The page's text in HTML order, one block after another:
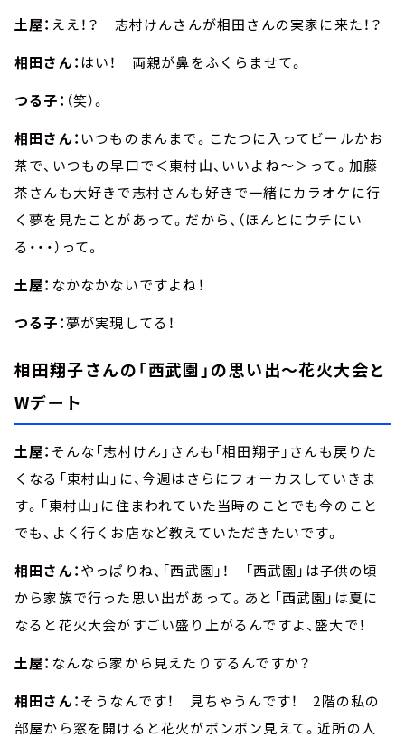
土屋： ええ！？ 志村けんさんが相田さんの実家に来た！？
相田さん： はい！ 両親が鼻をふくらませて。
つる子： （笑）。
相田さん： いつものまんまで。こたつに入ってビールかお
茶で、いつもの早口で＜東村山、いいよね～＞って。加藤
茶さんも大好きで志村さんも好きで一緒にカラオケに行
く夢を見たことがあって。だから、（ほんとにウチにい
る・・・）って。
土屋： なかなかないですよね！
つる子：夢が実現してる！
相田翔子さんの「西武園」の思い出～花火大会と
Wデート
土屋： そんな「志村けん」さんも「相田翔子」さんも戻りた
くなる「東村山」に、今週はさらにフォーカスしていきま
す。「東村山」に住まわれていた当時のことでも今のこと
でも、よく行くお店など教えていただきたいです。
相田さん：やっぱりね、「西武園」！ 「西武園」は子供の頃
から家族で行った思い出があって。あと「西武園」は夏に
なると花火大会がすごい盛り上がるんですよ、盛大で！
土屋： なんなら家から見えたりするんですか？
相田さん：そうなんです！ 見ちゃうんです！ 2階の私の
部屋から窓を開けると花火がボンボン見えて。近所の人